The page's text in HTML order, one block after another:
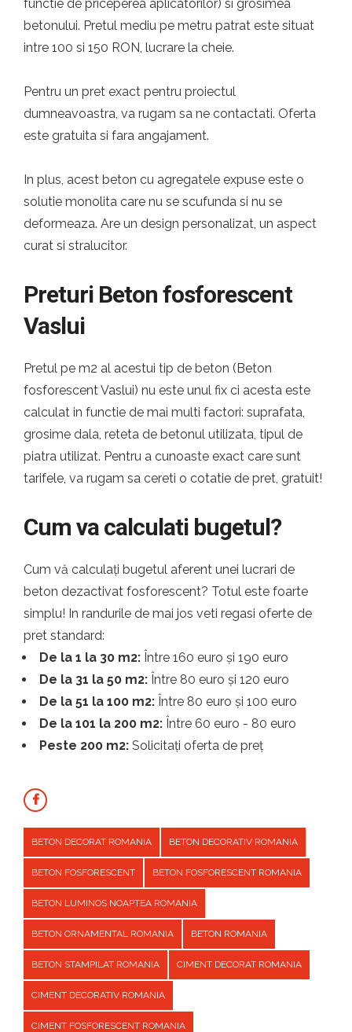
functie de priceperea aplicatorilor) si grosimea
betonului. Pretul mediu pe metru patrat este situat
intre 100 si 150 RON, lucrare la cheie.
Pentru un pret exact pentru proiectul
dumneavoastra, va rugam sa ne contactati. Oferta
este gratuita si fara angajament.
In plus, acest beton cu agregatele expuse este o
solutie monolita care nu se scufunda si nu se
deformeaza. Are un design personalizat, un aspect
curat si stralucitor.
Preturi Beton fosforescent
Vaslui
Pretul pe m2 al acestui tip de beton (Beton
fosforescent Vaslui) nu este unul fix ci acesta este
calculat in functie de mai multi factori: suprafata,
grosime dala, reteta de betonul utilizata, tipul de
piatra utilizat. Pentru a cunoaste exact care sunt
tarifele, va rugam sa cereti o cotatie de pret, gratuit!
Cum va calculati bugetul?
Cum vă calculați bugetul aferent unei lucrari de
beton dezactivat fosforescent? Totul este foarte
simplu! In randurile de mai jos veti regasi oferte de
pret standard:
De la 1 la 30 m2: Între 160 euro și 190 euro
De la 31 la 50 m2: Între 80 euro și 120 euro
De la 51 la 100 m2: Între 80 euro și 100 euro
De la 101 la 200 m2: Între 60 euro - 80 euro
Peste 200 m2: Solicitați oferta de preț
BETON DECORAT ROMANIA BETON DECORATIV ROMANIA
BETON FOSFORESCENT BETON FOSFORESCENT ROMANIA
BETON LUMINOS NOAPTEA ROMANIA
BETON ORNAMENTAL ROMANIA BETON ROMANIA
BETON STAMPILAT ROMANIA CIMENT DECORAT ROMANIA
CIMENT DECORATIV ROMANIA
CIMENT FOSFORESCENT ROMANIA